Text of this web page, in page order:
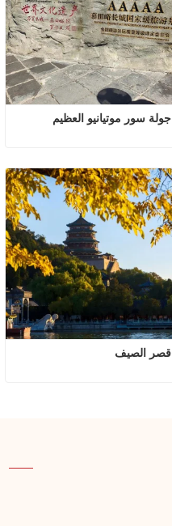
جولة سور موتيانيو العظيم
قصر الصيف